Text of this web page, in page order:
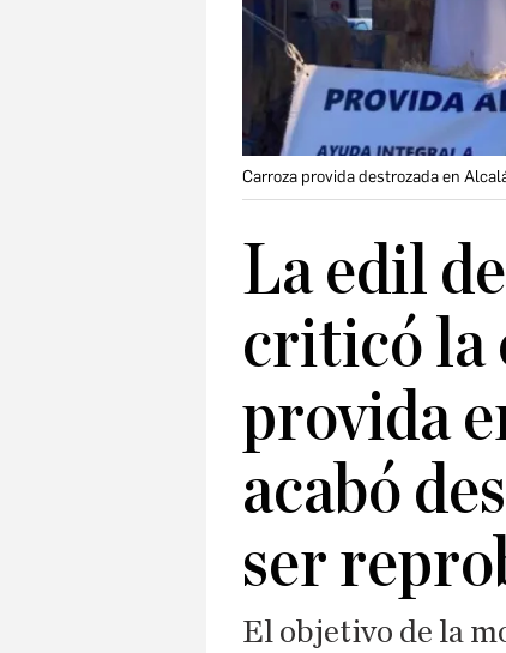
Carroza provida destrozada en
La edil
criticó la
provida
acabó
ser
El objetivo de la